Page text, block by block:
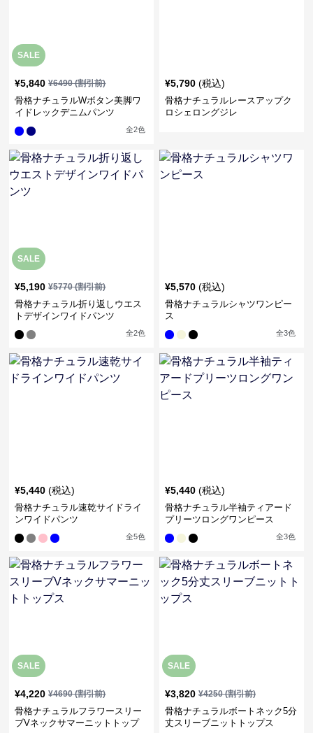
SALE
¥5,840 ¥6490(割引前)
骨格ナチュラルWボタン美脚ワ
イドレックデニムパンツ
全2色
¥5,790 (税込)
骨格ナチュラルレースアップク
ロシェロングジレ
SALE
¥5,190 ¥5770(割引前)
骨格ナチュラル折り返しウエス
トデザインワイドパンツ
全2色
¥5,570 (税込)
骨格ナチュラルシャツワンピー
ス
全3色
¥5,440 (税込)
骨格ナチュラル速乾サイドライ
ンワイドパンツ
全5色
¥5,440 (税込)
骨格ナチュラル半袖ティアード
プリーツロングワンピース
全3色
SALE
¥4,220 ¥4690(割引前)
骨格ナチュラルフラワースリー
ブVネックサマーニットトップ
SALE
¥3,820 ¥4250(割引前)
骨格ナチュラルボートネック5分
丈スリーブニットトップス